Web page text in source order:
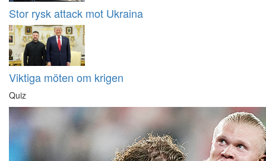
Stor rysk attack mot Ukraina
Viktiga möten om krigen
Quiz